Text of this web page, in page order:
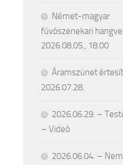
Német-magyar
fúvószenekari
2026.08.05., 18.00
Áramszünet
2026.07.28.
2026.06.29. –
– Videó
2026.06.04. –